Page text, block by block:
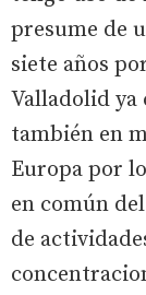
presume de
siete años
Valladolid ya
también en
Europa por
en común
de